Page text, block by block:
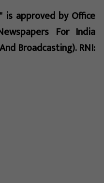
is approved by Office
For India
Broadcasting). RNI: